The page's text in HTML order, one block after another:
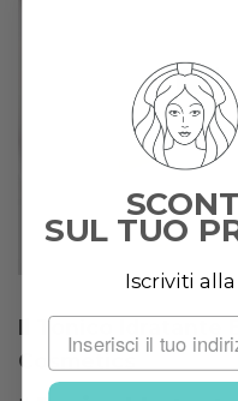
Il Tonico Idratante
Cosmetics
SUL TUO
Iscriviti